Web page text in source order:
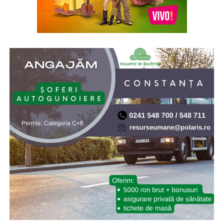
902/2005, s-a aprobat înfiinţarea Institutului Naţional
pentru Studierea Holocaustului din România „Elie
Wiesel”. Elie (Eliezer) Wiesel (1928-2016) a fost evreu-
Holocaustului, scriitor, profesor, filozof, ziarist, eseist și
un activist în drepturile omului. Inaugurarea a avut loc
la 10.X.2005, cu ocazia celei de-a doua comemorări a
„Zilei Holocaustului din România”
* Cu 19 ani în urmă (2007) NASA a lansat sonda Phoenix
Mars Lander, care ulterior a găsit dovezi ale existenței
apei pe planeta Marte. Phoenix Mars Lander, pe scurt
Phoenix, este o navă-robot dedicată continuării misiunii
explorării spațiului, având ca țintă continuarea
explorării planetei Marte a sistemului nostru solar.
Misiunea Phoenix a fost lansată cu succes pe 4 august
2007 și a amartizat în ziua de 25 mai 2008. Programul ar
fi trebuit să dureze 90 de zile marțiene (aproximativ 92
de zile pământene), dar robotul a depășit așteptările